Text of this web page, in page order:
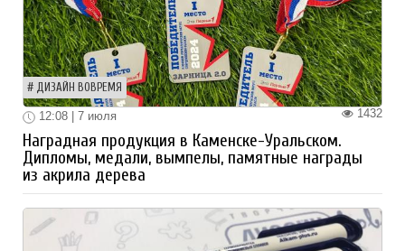
ДИЗАЙН ВОВРЕМЯ
1432
12:08 | 7 июля
Наградная продукция в Каменске-Уральском.
Дипломы, медали, вымпелы, памятные награды
из акрила дерева